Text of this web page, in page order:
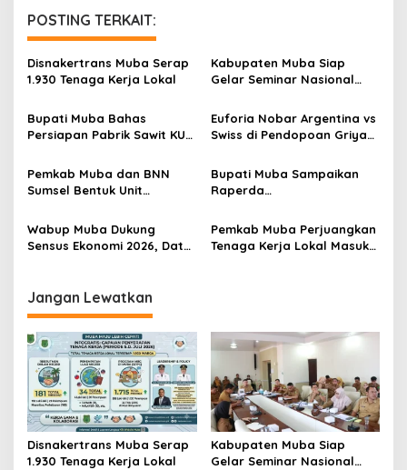
a
s
i
o
POSTING TERKAIT:
Disnakertrans Muba Serap
1.930 Tenaga Kerja Lokal
Kabupaten Muba Siap
Gelar Seminar Nasional
Bupati Muba Bahas
Persiapan Pabrik Sawit KUD
Euforia Nobar Argentina vs
Swiss di Pendopoan Griya
Warga Sekayu Antusias
Pemkab Muba dan BNN
Sumsel Bentuk Unit
Bupati Muba Sampaikan
Raperda
2025, Pendapatan Daerah
Terealisasi 92,49 Persen
Wabup Muba Dukung
Sensus Ekonomi 2026, Data
Pemkab Muba Perjuangkan
Tenaga Kerja Lokal Masuk
Jangan Lewatkan
Disnakertrans Muba Serap
1.930 Tenaga Kerja Lokal
Kabupaten Muba Siap
Gelar Seminar Nasional